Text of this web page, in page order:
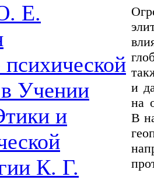
Е.
Учении
и
К. Г.
и
на
В